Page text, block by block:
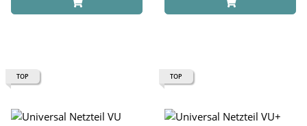
TOP TOP